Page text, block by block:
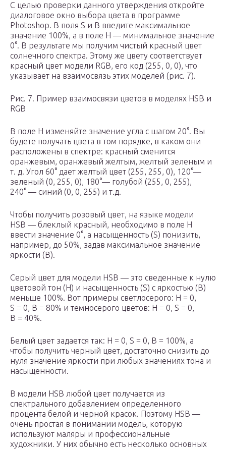
С целью проверки данного утверждения откройте
диалоговое окно выбора цвета в программе
Photoshop. В поля S и B введите максимальное
значение 100%, а в поле H — минимальное значение
0°. В результате мы получим чистый красный цвет
солнечного спектра. Этому же цвету соответствует
красный цвет модели RGB, его код (255, 0, 0), что
указывает на взаимосвязь этих моделей (рис. 7).
Рис. 7. Пример взаимосвязи цветов в моделях HSB и
RGB
В поле H изменяйте значение угла с шагом 20°. Вы
будете получать цвета в том порядке, в каком они
расположены в спектре: красный сменится
оранжевым, оранжевый желтым, желтый зеленым и
т. д. Угол 60° дает желтый цвет (255, 255, 0), 120°—
зеленый (0, 255, 0), 180°— голубой (255, 0, 255),
240° — синий (0, 0, 255) и т.д.
Чтобы получить розовый цвет, на языке модели
HSB — блеклый красный, необходимо в поле H
ввести значение 0°, а насыщенность (S) понизить,
например, до 50%, задав максимальное значение
яркости (B).
Серый цвет для модели HSB — это сведенные к нулю
цветовой тон (H) и насыщенность (S) с яркостью (B)
меньше 100%. Вот примеры светло­серого: H = 0,
S = 0, B = 80% и темно­серого цветов: H = 0, S = 0,
B = 40%.
Белый цвет задается так: H = 0, S = 0, B = 100%, а
чтобы получить черный цвет, достаточно снизить до
нуля значение яркости при любых значениях тона и
насыщенности.
В модели HSB любой цвет получается из
спектрального добавлением определенного
процента белой и черной красок. Поэтому HSB —
очень простая в понимании модель, которую
используют маляры и профессиональные
художники. У них обычно есть несколько основных